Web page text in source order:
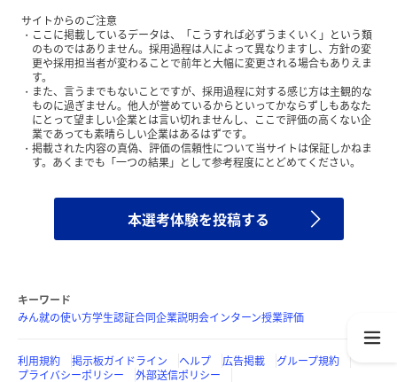
サイトからのご注意
ここに掲載しているデータは、「こうすれば必ずうまくいく」という類
のものではありません。採用過程は人によって異なりますし、方針の変
更や採用担当者が変わることで前年と大幅に変更される場合もありえま
す。
また、言うまでもないことですが、採用過程に対する感じ方は主観的な
ものに過ぎません。他人が誉めているからといってかならずしもあなた
にとって望ましい企業とは言い切れませんし、ここで評価の高くない企
業であっても素晴らしい企業はあるはずです。
掲載された内容の真偽、評価の信頼性について当サイトは保証しかねま
す。あくまでも「一つの結果」として参考程度にとどめてください。
本選考体験を投稿する
キーワード
みん就の使い方学生認証合同企業説明会インターン授業評価
利用規約 掲示板ガイドライン ヘルプ 広告掲載
グループ規約
プライバシーポリシー
外部送信ポリシー